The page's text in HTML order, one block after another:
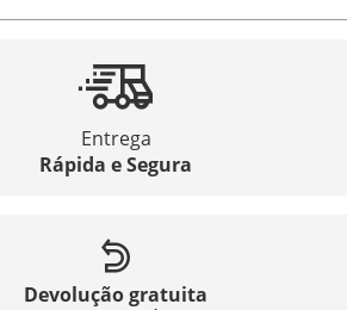
Entrega
Rápida e Segura
Devolução gratuita